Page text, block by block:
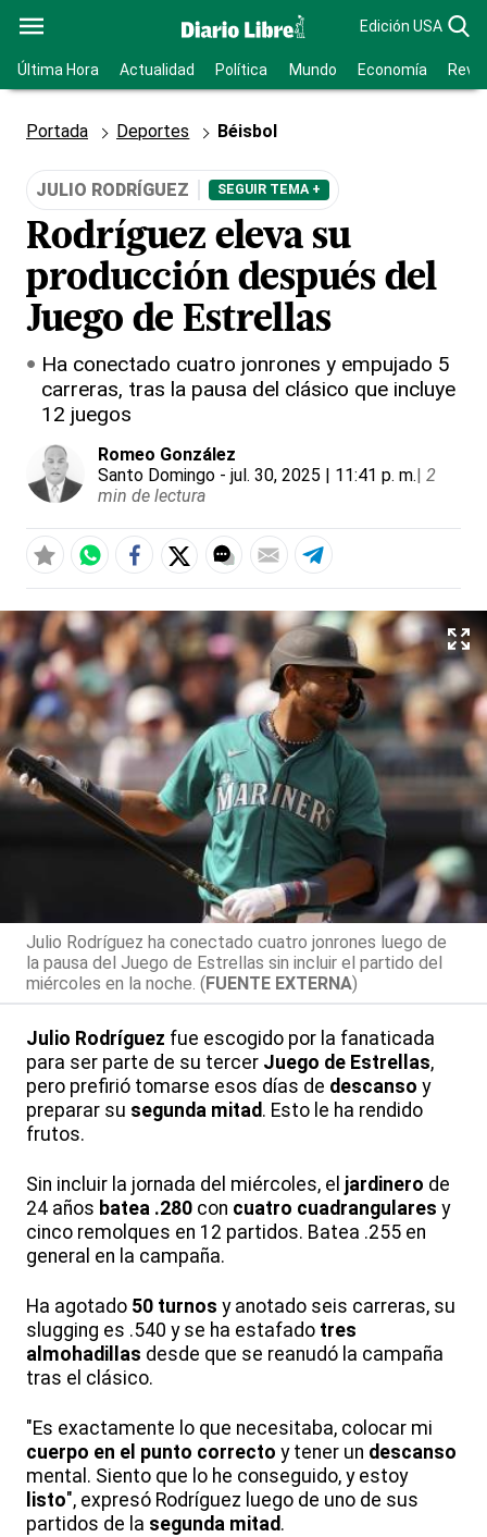
Edición USA
Última Hora Actualidad Política Mundo Economía
Portada Deportes Béisbol
JULIO RODRÍGUEZ SEGUIR TEMA +
Rodríguez eleva su
producción después del
Juego de Estrellas
Ha conectado cuatro jonrones y empujado 5
carreras, tras la pausa del clásico que incluye
12 juegos
Romeo González
Santo Domingo - jul. 30, 2025 | 11:41 p. m.| 2
min de lectura
Julio Rodríguez ha conectado cuatro jonrones luego de
la pausa del Juego de Estrellas sin incluir el partido del
miércoles en la noche. (FUENTE EXTERNA)
Julio Rodríguez fue escogido por la fanaticada
para ser parte de su tercer Juego de Estrellas,
pero prefirió tomarse esos días de descanso y
preparar su segunda mitad. Esto le ha rendido
frutos.
Sin incluir la jornada del miércoles, el jardinero de
24 años batea .280 con cuatro cuadrangulares y
cinco remolques en 12 partidos. Batea .255 en
general en la campaña.
Ha agotado 50 turnos y anotado seis carreras, su
slugging es .540 y se ha estafado tres
almohadillas desde que se reanudó la campaña
tras el clásico.
"Es exactamente lo que necesitaba, colocar mi
cuerpo en el punto correcto y tener un descanso
mental. Siento que lo he conseguido, y estoy
listo", expresó Rodríguez luego de uno de sus
partidos de la segunda mitad.